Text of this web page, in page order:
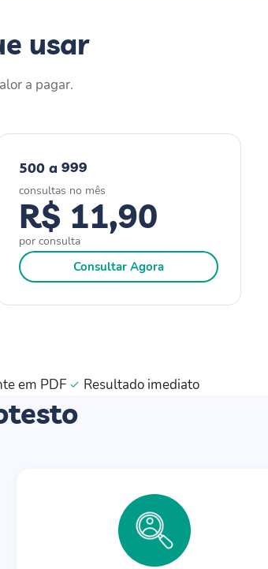
usar
a pagar.
500 a 999
consultas no mês
R$ 11,90
por consulta
Consultar Agora
em PDF Resultado imediato